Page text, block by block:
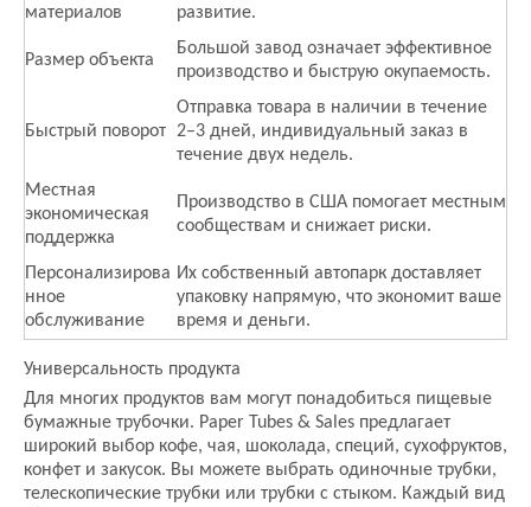
материалов
развитие.
Размер объекта
Большой завод означает эффективное
производство и быструю окупаемость.
Быстрый поворот
Отправка товара в наличии в течение
2–3 дней, индивидуальный заказ в
течение двух недель.
Местная
экономическая
поддержка
Производство в США помогает местным
сообществам и снижает риски.
Персонализирова
нное
обслуживание
Их собственный автопарк доставляет
упаковку напрямую, что экономит ваше
время и деньги.
Универсальность продукта
Для многих продуктов вам могут понадобиться пищевые
бумажные трубочки. Paper Tubes & Sales предлагает
широкий выбор кофе, чая, шоколада, специй, сухофруктов,
конфет и закусок. Вы можете выбрать одиночные трубки,
телескопические трубки или трубки с стыком. Каждый вид